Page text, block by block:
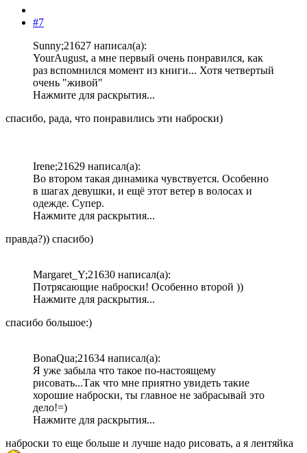
#7
Sunny;21627 написал(а):
YourAugust, а мне первый очень понравился, как
раз вспомнился момент из книги... Хотя четвертый
очень "живой"
Нажмите для раскрытия...
спасибо, рада, что понравились эти наброски)
Irene;21629 написал(а):
Во втором такая динамика чувствуется. Особенно
в шагах девушки, и ещё этот ветер в волосах и
одежде. Супер.
Нажмите для раскрытия...
правда?)) спасибо)
Margaret_Y;21630 написал(а):
Потрясающие наброски! Особенно второй ))
Нажмите для раскрытия...
спасибо большое:)
BonaQua;21634 написал(а):
Я уже забыла что такое по-настоящему
рисовать...Так что мне приятно увидеть такие
хорошие наброски, ты главное не забрасывай это
дело!=)
Нажмите для раскрытия...
наброски то еще больше и лучше надо рисовать, а я лентяйка